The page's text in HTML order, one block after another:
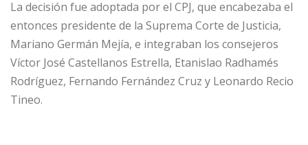
La decisión fue adoptada por el CPJ, que encabezaba el
entonces presidente de la Suprema Corte de Justicia,
Mariano Germán Mejía, e integraban los consejeros
Víctor José Castellanos Estrella, Etanislao Radhamés
Rodríguez, Fernando Fernández Cruz y Leonardo Recio
Tineo.